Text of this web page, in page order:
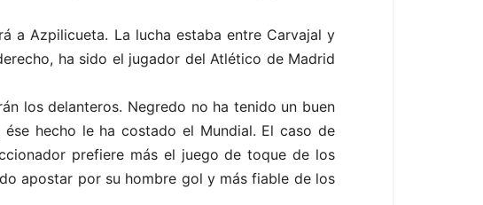
a Azpilicueta. La lucha estaba entre Carvajal y
ha sido el jugador del Atlético de Madrid
los delanteros. Negredo no ha tenido un buen
hecho le ha costado el Mundial. El caso de
prefiere más el juego de toque de los
apostar por su hombre gol y más fiable de los